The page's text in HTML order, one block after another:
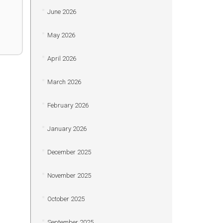
June 2026
May 2026
April 2026
March 2026
February 2026
January 2026
December 2025
November 2025
October 2025